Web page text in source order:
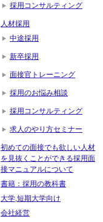
採用コンサルティング
人材採用
中途採用
新卒採用
面接官トレーニング
採用のお悩み相談
採用コンサルティング
求人のやり方セミナー
初めての面接でも欲しい人材
を見抜くことができる採用面
接マニュアルについて
書籍：採用の教科書
大学,短期大学向け
会社経営